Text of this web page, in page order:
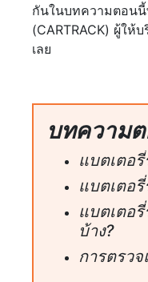
กันในบทความตอน
(CARTRACK) ผู้ให้
เลย
บทความ
แบตเตอ
แบตเตอ
แบตเตอ
บ้าง?
การตรว